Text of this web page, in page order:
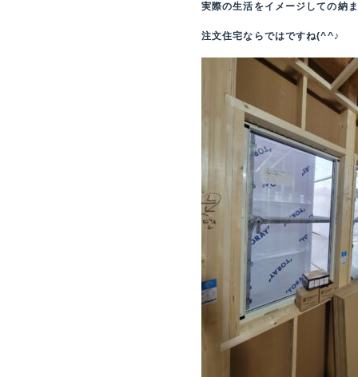
実際の生活をイメージしての納
注文住宅ならではですね(^^♪